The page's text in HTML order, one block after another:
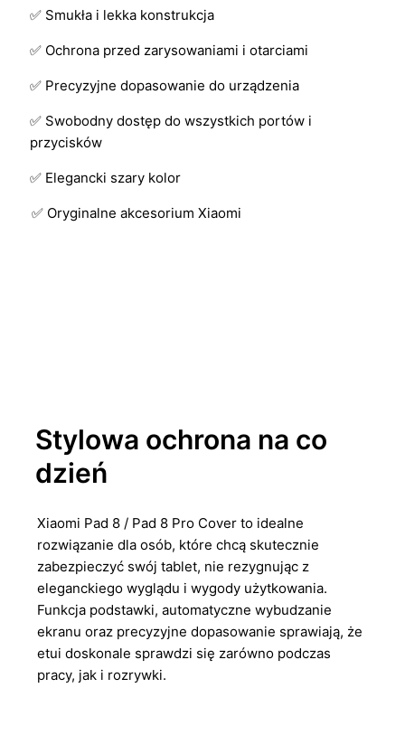
✅ Smukła i lekka konstrukcja
✅ Ochrona przed zarysowaniami i otarciami
✅ Precyzyjne dopasowanie do urządzenia
✅ Swobodny dostęp do wszystkich portów i
przycisków
✅ Elegancki szary kolor
✅ Oryginalne akcesorium Xiaomi
Stylowa ochrona na co
dzień
Xiaomi Pad 8 / Pad 8 Pro Cover to idealne
rozwiązanie dla osób, które chcą skutecznie
zabezpieczyć swój tablet, nie rezygnując z
eleganckiego wyglądu i wygody użytkowania.
Funkcja podstawki, automatyczne wybudzanie
ekranu oraz precyzyjne dopasowanie sprawiają, że
etui doskonale sprawdzi się zarówno podczas
pracy, jak i rozrywki.